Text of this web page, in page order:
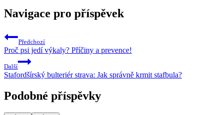
Navigace pro příspěvek
Předchozí
Proč psi jedí výkaly? Příčiny a prevence!
Další
Stafordšírský bulteriér strava: Jak správně krmit stafbula?
Podobné příspěvky